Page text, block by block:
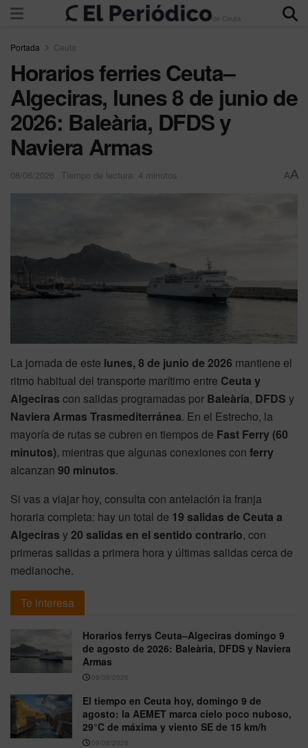
Portada Ceuta
Horarios ferries Ceuta–
Algeciras, lunes 8 de junio de
2026: Baleària, DFDS y
Naviera Armas
08/06/2026 Tiempo de lectura: 4 minutos AA
La jornada de este lunes, 8 de junio de 2026 mantiene el
ritmo habitual del transporte marítimo entre Ceuta y
Algeciras con salidas programadas por Baleària, DFDS y
Naviera Armas Trasmediterránea. En el Estrecho, la
mayoría de rutas se cubren en tiempos de Fast Ferry (60
minutos), mientras que algunas conexiones con ferry
alcanzan 90 minutos.
Si vas a viajar hoy, consulta con antelación la franja
horaria completa: hay un total de 19 salidas de Ceuta a
Algeciras y20 salidas en el sentido contrario, con
primeras salidas a primera hora y últimas salidas cerca de
medianoche.
Te interesa
Horarios ferrys Ceuta–Algeciras domingo 9
de agosto de 2026: Baleària, DFDS y Naviera
Armas
09/08/2026
El tiempo en Ceuta hoy, domingo 9 de
agosto: la AEMET marca cielo poco nuboso,
29°C de máxima y viento SE de 15 km/h
09/08/2026